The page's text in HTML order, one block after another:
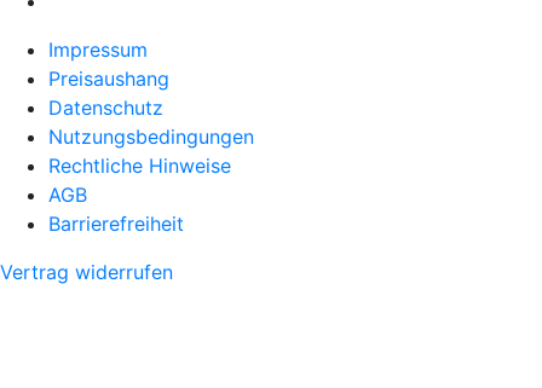
Impressum
Preisaushang
Datenschutz
Nutzungsbedingungen
Rechtliche Hinweise
AGB
Barrierefreiheit
Vertrag widerrufen